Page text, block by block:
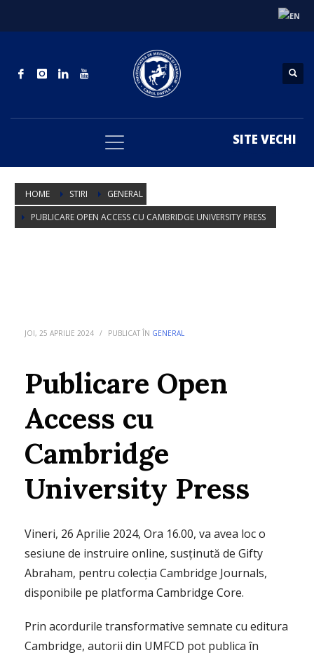
SITE VECHI
HOME STIRI
GENERAL
PUBLICARE OPEN ACCESS CU CAMBRIDGE UNIVERSITY PRESS
JOI, 25 APRILIE 2024 / PUBLICAT ÎN GENERAL
Publicare Open
Access cu
Cambridge
University Press
Vineri, 26 Aprilie 2024, Ora 16.00, va avea loc o
sesiune de instruire online, susținută de Gifty
Abraham, pentru colecția Cambridge Journals,
disponibile pe platforma Cambridge Core.
Prin acordurile transformative semnate cu editura
Cambridge, autorii din UMFCD pot publica în